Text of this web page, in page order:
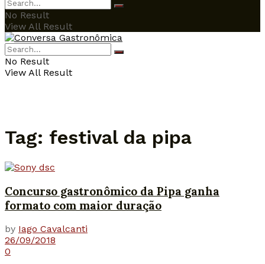
No Result
View All Result
No Result
View All Result
Tag: festival da pipa
Concurso gastronômico da Pipa ganha
formato com maior duração
by Iago Cavalcanti
26/09/2018
0